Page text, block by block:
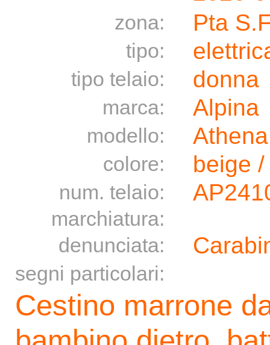
zona: Pta
tipo:
tipo telaio: donna
marca: Alpina
modello: Athena
colore: beige
num. telaio:
marchiatura:
denunciata:
segni particolari:
Cestino marrone